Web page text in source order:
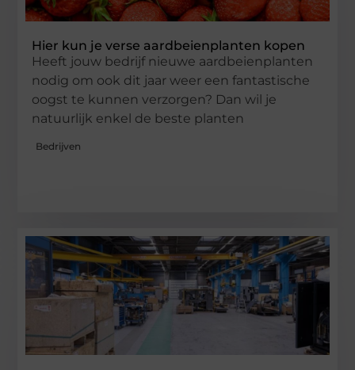
Hier kun je verse aardbeienplanten kopen
Heeft jouw bedrijf nieuwe aardbeienplanten
nodig om ook dit jaar weer een fantastische
oogst te kunnen verzorgen? Dan wil je
natuurlijk enkel de beste planten
Bedrijven